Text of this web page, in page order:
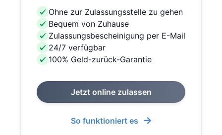
Ohne zur Zulassungsstelle zu gehen
Bequem von Zuhause
Zulassungsbescheinigung per E-Mail
24/7 verfügbar
100% Geld-zurück-Garantie
Jetzt online zulassen
So funktioniert es